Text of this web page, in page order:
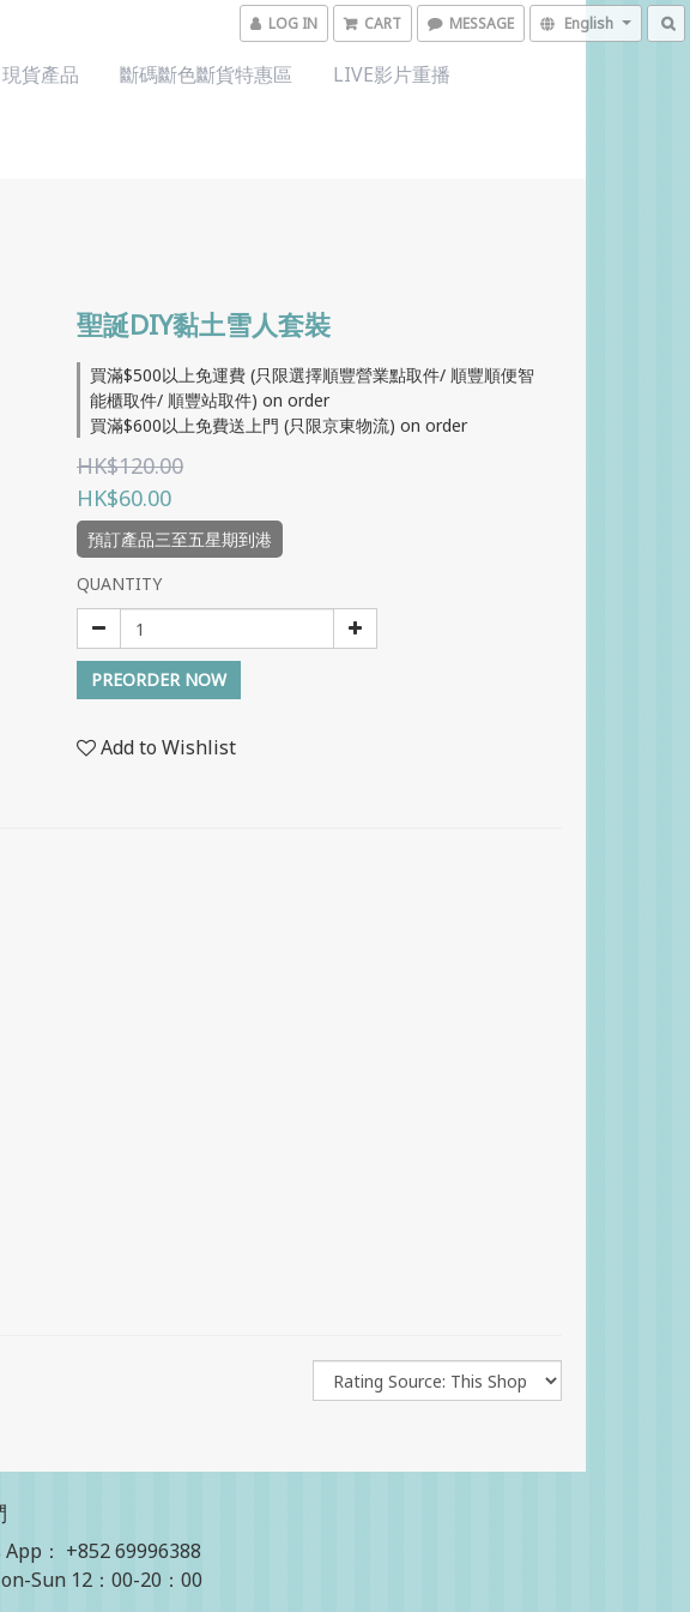
LOG IN CART MESSAGE English
現貨產品 斷碼斷色斷貨特惠區
LIVE影片重播
聖誕DIY黏土雪人套裝
買滿$500以上免運費 (只限選擇順豐營業點取件/ 順豐順便智
能櫃取件/ 順豐站取件) on order
買滿$600以上免費送上門 (只限京東物流) on order
HK$120.00
HK$60.00
預訂產品三至五星期到港
QUANTITY
PREORDER NOW
Add to Wishlist
： +852 69996388
Sun 12：00-20：00